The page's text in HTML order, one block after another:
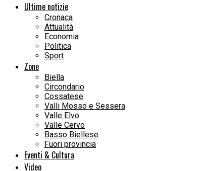
Ultime notizie
Cronaca
Attualità
Economia
Politica
Sport
Zone
Biella
Circondario
Cossatese
Valli Mosso e Sessera
Valle Elvo
Valle Cervo
Basso Biellese
Fuori provincia
Eventi & Cultura
Video